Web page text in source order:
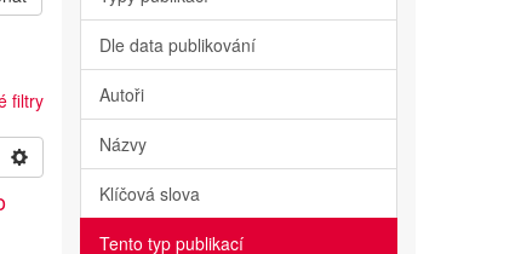
filtry
Dle data publikování
Autoři
Názvy
Klíčová slova
Tento typ publikací